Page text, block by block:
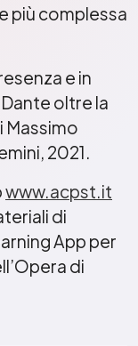
più complessa
e in
oltre la
Massimo
2021.
www.acpst.it
di
App per
di